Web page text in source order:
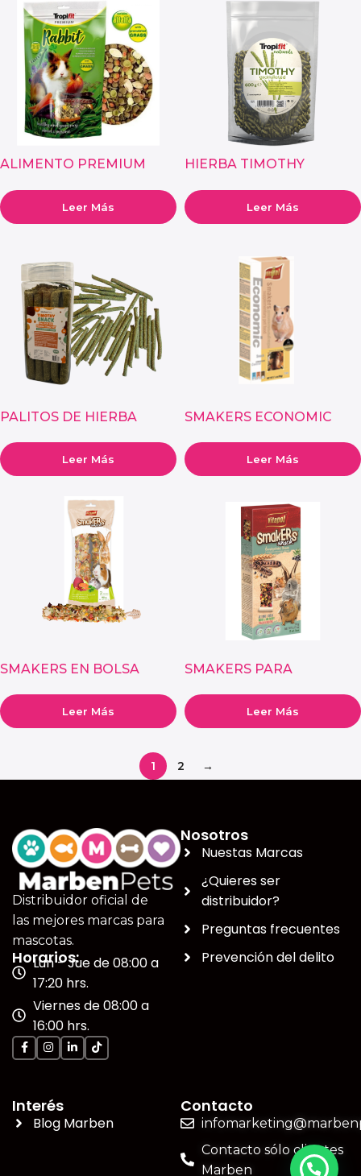
ALIMENTO PREMIUM
Leer Más
HIERBA TIMOTHY
ROEDORESLeer Más
PALITOS DE HIERBA
ROEDORES – PACK 25
Leer Más
SMAKERS ECONOMIC
Leer Más
SMAKERS EN BOLSA
ANIMALES – VEGETALES
Leer Más
SMAKERS PARA
SABOR ALGARROBO
Leer Más
1 2 →
Distribuidor oficial de
las mejores marcas para
mascotas.
Horarios:
Lun - Jue de 08:00 a
17:20 hrs.
Viernes de 08:00 a
16:00 hrs.
Nosotros
Nuestas Marcas
¿Quieres ser
distribuidor?
Preguntas frecuentes
Prevención del delito
Interés
Blog Marben
Contacto
Contacto sólo clientes
Marben